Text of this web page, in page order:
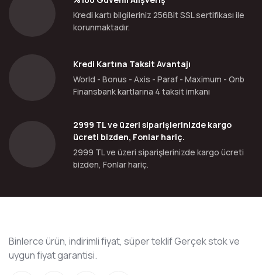
Kredi kartı bilgileriniz 256Bit SSL sertifikası ile
korunmaktadır.
Kredi Kartına Taksit Avantajı
World - Bonus - Axis - Paraf - Maximum - Qnb
Finansbank kartlarına 4 taksit imkanı
2999 TL ve üzeri siparişlerinizde kargo
ücreti bizden, Fonlar hariç.
2999 TL ve üzeri siparişlerinizde kargo ücreti
bizden, Fonlar hariç.
Binlerce ürün, indirimli fiyat, süper teklif Gerçek stok ve
uygun fiyat garantisi.